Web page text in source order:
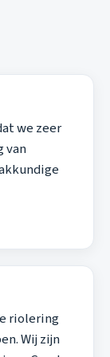
we zeer
van
riolering
Wij zijn